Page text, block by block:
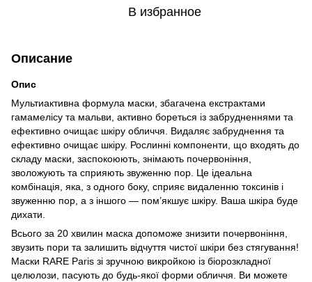
В избранное
Описание
Опис
Мультиактивна формула маски, збагачена екстрактами
гамамелісу та мальви, активно бореться із забрудненнями та
ефективно очищає шкіру обличчя. Видаляє забруднення та
ефективно очищає шкіру. Рослинні компоненти, що входять до
складу маски, заспокоюють, знімають почервоніння,
зволожують та сприяють звуженню пор. Це ідеальна
комбінація, яка, з одного боку, сприяє видаленню токсинів і
звуженню пор, а з іншого — пом’якшує шкіру. Ваша шкіра буде
дихати.
Всього за 20 хвилин маска допоможе знизити почервоніння,
звузить пори та залишить відчуття чистої шкіри без стягування!
Маски RARE Paris зі зручною викройкою із біорозкладної
целюлози, пасують до будь-якої форми обличчя. Ви можете